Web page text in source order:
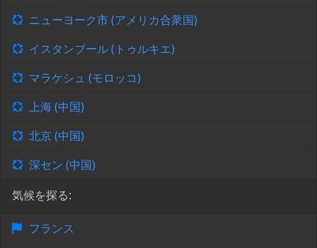
ニューヨーク市 (アメリカ合衆国)
イスタンブール (トゥルキエ)
マラケシュ (モロッコ)
上海 (中国)
北京 (中国)
深セン (中国)
気候を探る:
フランス